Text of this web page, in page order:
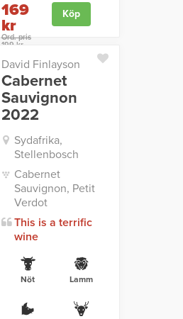
169
kr
Ord. pris
199 kr
Köp
David Finlayson
Cabernet
Sauvignon
2022
Sydafrika,
Stellenbosch
Cabernet
Sauvignon, Petit
Verdot
This is a terrific
wine
Nöt Lamm